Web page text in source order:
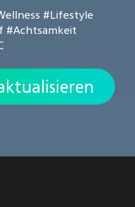
#Lifestyle
#Achtsamkeit